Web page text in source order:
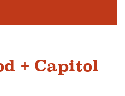
+ Capitol